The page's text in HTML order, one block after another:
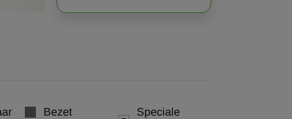
Bezet
Speciale